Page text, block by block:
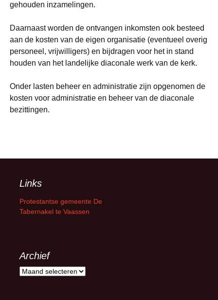
gehouden inzamelingen.
Daarnaast worden de ontvangen inkomsten ook besteed
aan de kosten van de eigen organisatie (eventueel overig
personeel, vrijwilligers) en bijdragen voor het in stand
houden van het landelijke diaconale werk van de kerk.
Onder lasten beheer en administratie zijn opgenomen de
kosten voor administratie en beheer van de diaconale
bezittingen.
Links
Protestantse gemeente De
Tabernakel te Vaassen
Archief
Archief